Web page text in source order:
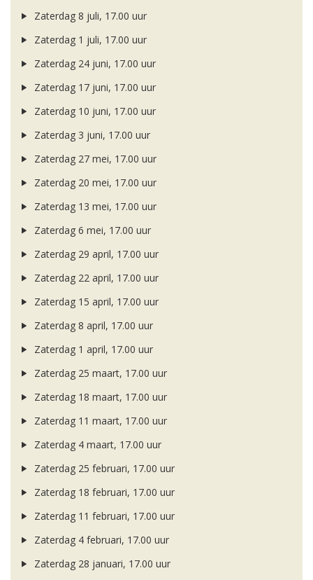
Zaterdag 8 juli, 17.00 uur
Zaterdag 1 juli, 17.00 uur
Zaterdag 24 juni, 17.00 uur
Zaterdag 17 juni, 17.00 uur
Zaterdag 10 juni, 17.00 uur
Zaterdag 3 juni, 17.00 uur
Zaterdag 27 mei, 17.00 uur
Zaterdag 20 mei, 17.00 uur
Zaterdag 13 mei, 17.00 uur
Zaterdag 6 mei, 17.00 uur
Zaterdag 29 april, 17.00 uur
Zaterdag 22 april, 17.00 uur
Zaterdag 15 april, 17.00 uur
Zaterdag 8 april, 17.00 uur
Zaterdag 1 april, 17.00 uur
Zaterdag 25 maart, 17.00 uur
Zaterdag 18 maart, 17.00 uur
Zaterdag 11 maart, 17.00 uur
Zaterdag 4 maart, 17.00 uur
Zaterdag 25 februari, 17.00 uur
Zaterdag 18 februari, 17.00 uur
Zaterdag 11 februari, 17.00 uur
Zaterdag 4 februari, 17.00 uur
Zaterdag 28 januari, 17.00 uur